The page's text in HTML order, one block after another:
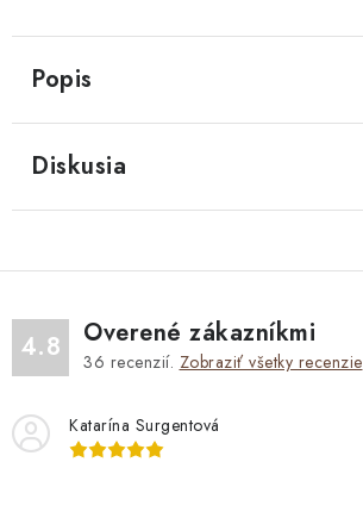
Popis
Diskusia
4.8 Overené zákazníkmi
36 recenzií. Zobraziť všetky recenzie
Katarína Surgentová